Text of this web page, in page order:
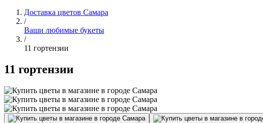
Доставка цветов Самара
/
Ваши любимые букеты
/
11 гортензии
11 гортензии